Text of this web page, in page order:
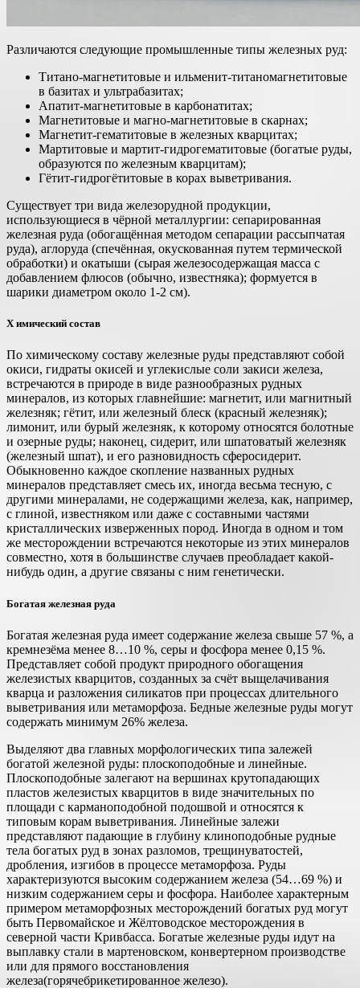
Различаются следующие промышленные типы железных руд:
Титано-магнетитовые и ильменит-титаномагнетитовые
в базитах и ультрабазитах;
Апатит-магнетитовые в карбонатитах;
Магнетитовые и магно-магнетитовые в скарнах;
Магнетит-гематитовые в железных кварцитах;
Мартитовые и мартит-гидрогематитовые (богатые руды,
образуются по железным кварцитам);
Гётит-гидрогётитовые в корах выветривания.
Существует три вида железорудной продукции,
использующиеся в чёрной металлургии: сепарированная
железная руда (обогащённая методом сепарации рассыпчатая
руда), аглоруда (спечённая, окускованная путем термической
обработки) и окатыши (сырая железосодержащая масса с
добавлением флюсов (обычно, известняка); формуется в
шарики диаметром около 1-2 см).
Х имический состав
По химическому составу железные руды представляют собой
окиси, гидраты окисей и углекислые соли закиси железа,
встречаются в природе в виде разнообразных рудных
минералов, из которых главнейшие: магнетит, или магнитный
железняк; гётит, или железный блеск (красный железняк);
лимонит, или бурый железняк, к которому относятся болотные
и озерные руды; наконец, сидерит, или шпатоватый железняк
(железный шпат), и его разновидность сферосидерит.
Обыкновенно каждое скопление названных рудных
минералов представляет смесь их, иногда весьма тесную, с
другими минералами, не содержащими железа, как, например,
с глиной, известняком или даже с составными частями
кристаллических изверженных пород. Иногда в одном и том
же месторождении встречаются некоторые из этих минералов
совместно, хотя в большинстве случаев преобладает какой-
нибудь один, а другие связаны с ним генетически.
Богатая железная руда
Богатая железная руда имеет содержание железа свыше 57 %, а
кремнезёма менее 8…10 %, серы и фосфора менее 0,15 %.
Представляет собой продукт природного обогащения
железистых кварцитов, созданных за счёт выщелачивания
кварца и разложения силикатов при процессах длительного
выветривания или метаморфоза. Бедные железные руды могут
содержать минимум 26% железа.
Выделяют два главных морфологических типа залежей
богатой железной руды: плоскоподобные и линейные.
Плоскоподобные залегают на вершинах крутопадающих
пластов железистых кварцитов в виде значительных по
площади с карманоподобной подошвой и относятся к
типовым корам выветривания. Линейные залежи
представляют падающие в глубину клиноподобные рудные
тела богатых руд в зонах разломов, трещинуватостей,
дробления, изгибов в процессе метаморфоза. Руды
характеризуются высоким содержанием железа (54…69 %) и
низким содержанием серы и фосфора. Наиболее характерным
примером метаморфозных месторождений богатых руд могут
быть Первомайское и Жёлтоводское месторождения в
северной части Кривбасса. Богатые железные руды идут на
выплавку стали в мартеновском, конвертерном производстве
или для прямого восстановления
железа(горячебрикетированное железо).